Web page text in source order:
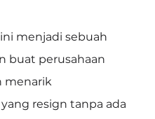
menjadi sebuah
buat perusahaan
menarik
resign tanpa ada